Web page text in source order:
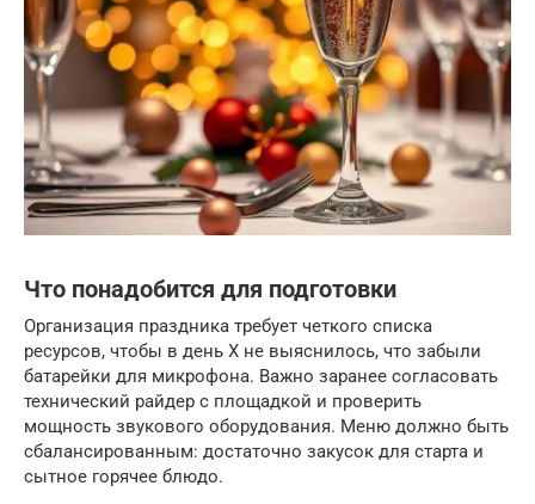
Что понадобится для подготовки
Организация праздника требует четкого списка
ресурсов, чтобы в день X не выяснилось, что забыли
батарейки для микрофона. Важно заранее согласовать
технический райдер с площадкой и проверить
мощность звукового оборудования. Меню должно быть
сбалансированным: достаточно закусок для старта и
сытное горячее блюдо.